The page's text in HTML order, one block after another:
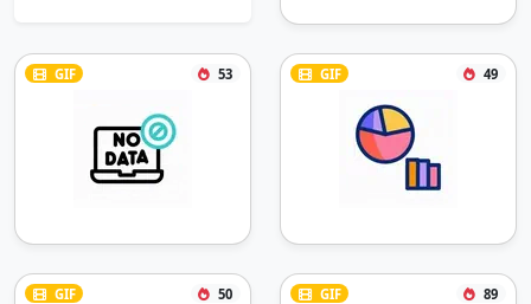
GIF 53 GIF 49
GIF 50 GIF 89